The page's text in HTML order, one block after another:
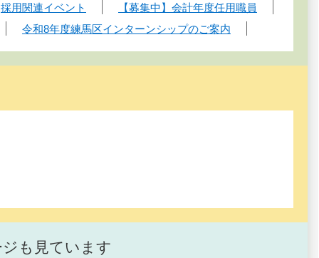
採用関連イベント
【募集中】会計年度任用職員
令和8年度練馬区インターンシップのご案内
も見ています